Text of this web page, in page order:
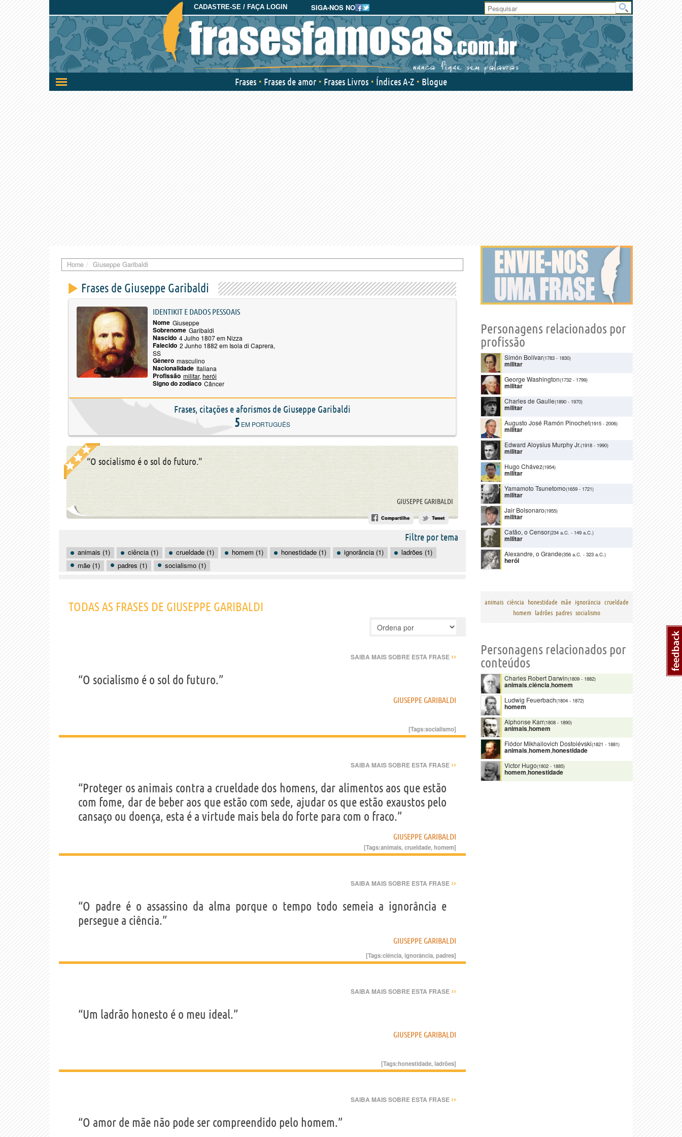
SIGA-NOS NO
CADASTRE-SE / FAÇA LOGIN
Ativar/desativar
a
Área
do
Usuário
Frases Frases de amor Frases Livros Índices A-Z Blogue
Home Giuseppe Garibaldi
Frases de Giuseppe Garibaldi
IDENTIKIT E DADOS PESSOAIS
Nome Giuseppe
Sobrenome Garibaldi
Nascido 4 Julho 1807 em Nizza
Falecido 2 Junho 1882 em Isola di Caprera,
SS
Gênero masculino
Nacionalidade Italiana
Profissão militar, herói
Signo do zodíaco Câncer
Frases, citações e aforismos de Giuseppe Garibaldi
5 EM PORTUGUÊS
“O socialismo é o sol do futuro.”
GIUSEPPE GARIBALDI
Compartilhe Tweet
Filtre por tema
animais (1) ciência (1) crueldade (1) homem (1) honestidade (1) ignorância (1)
ladrões (1)
mãe (1)
padres (1) socialismo (1)
TODAS AS FRASES DE GIUSEPPE GARIBALDI
SAIBA MAIS SOBRE ESTA FRASE ››
“O socialismo é o sol do futuro.”
GIUSEPPE GARIBALDI
[Tags:socialismo]
SAIBA MAIS SOBRE ESTA FRASE ››
“Proteger os animais contra a crueldade dos homens, dar alimentos aos que estão
com fome, dar de beber aos que estão com sede, ajudar os que estão exaustos pelo
cansaço ou doença, esta é a virtude mais bela do forte para com o fraco.”
GIUSEPPE GARIBALDI
[Tags:animais,crueldade,homem]
SAIBA MAIS SOBRE ESTA FRASE ››
“O padre é o assassino da alma porque o tempo todo semeia a ignorância e
persegue a ciência.”
GIUSEPPE GARIBALDI
[Tags:ciência,ignorância,padres]
SAIBA MAIS SOBRE ESTA FRASE ››
“Um ladrão honesto é o meu ideal.”
GIUSEPPE GARIBALDI
[Tags:honestidade,ladrões]
SAIBA MAIS SOBRE ESTA FRASE ››
“O amor de mãe não pode ser compreendido pelo homem.”
Personagens relacionados por
profissão
Simón Bolívar(1783 - 1830)
militar
George Washington(1732 - 1799)
militar
Charles de Gaulle(1890 - 1970)
militar
Augusto José Ramón Pinochet(1915 - 2006)
militar
Edward Aloysius Murphy Jr.(1918 - 1990)
militar
Hugo Chávez(1954)
militar
Yamamoto Tsunetomo(1659 - 1721)
militar
Jair Bolsonaro(1955)
militar
Catão, o Censor(234 a.C. - 149 a.C.)
militar
Alexandre, o Grande(356 a.C. - 323 a.C.)
herói
animais ciência honestidade mãe ignorância crueldade
homem
ladrões padres socialismo
Personagens relacionados por
conteúdos
Charles Robert Darwin(1809 - 1882)
animais,ciência,homem
Ludwig Feuerbach(1804 - 1872)
homem
Alphonse Karr(1808 - 1890)
animais,homem
Fiódor Mikhailovich Dostoiévski(1821 - 1881)
animais,homem,honestidade
Victor Hugo(1802 - 1885)
homem,honestidade